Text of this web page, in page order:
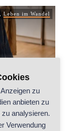
,Leben im Wandel
einen
zu
anbieten zu
analysieren.
Verwendung